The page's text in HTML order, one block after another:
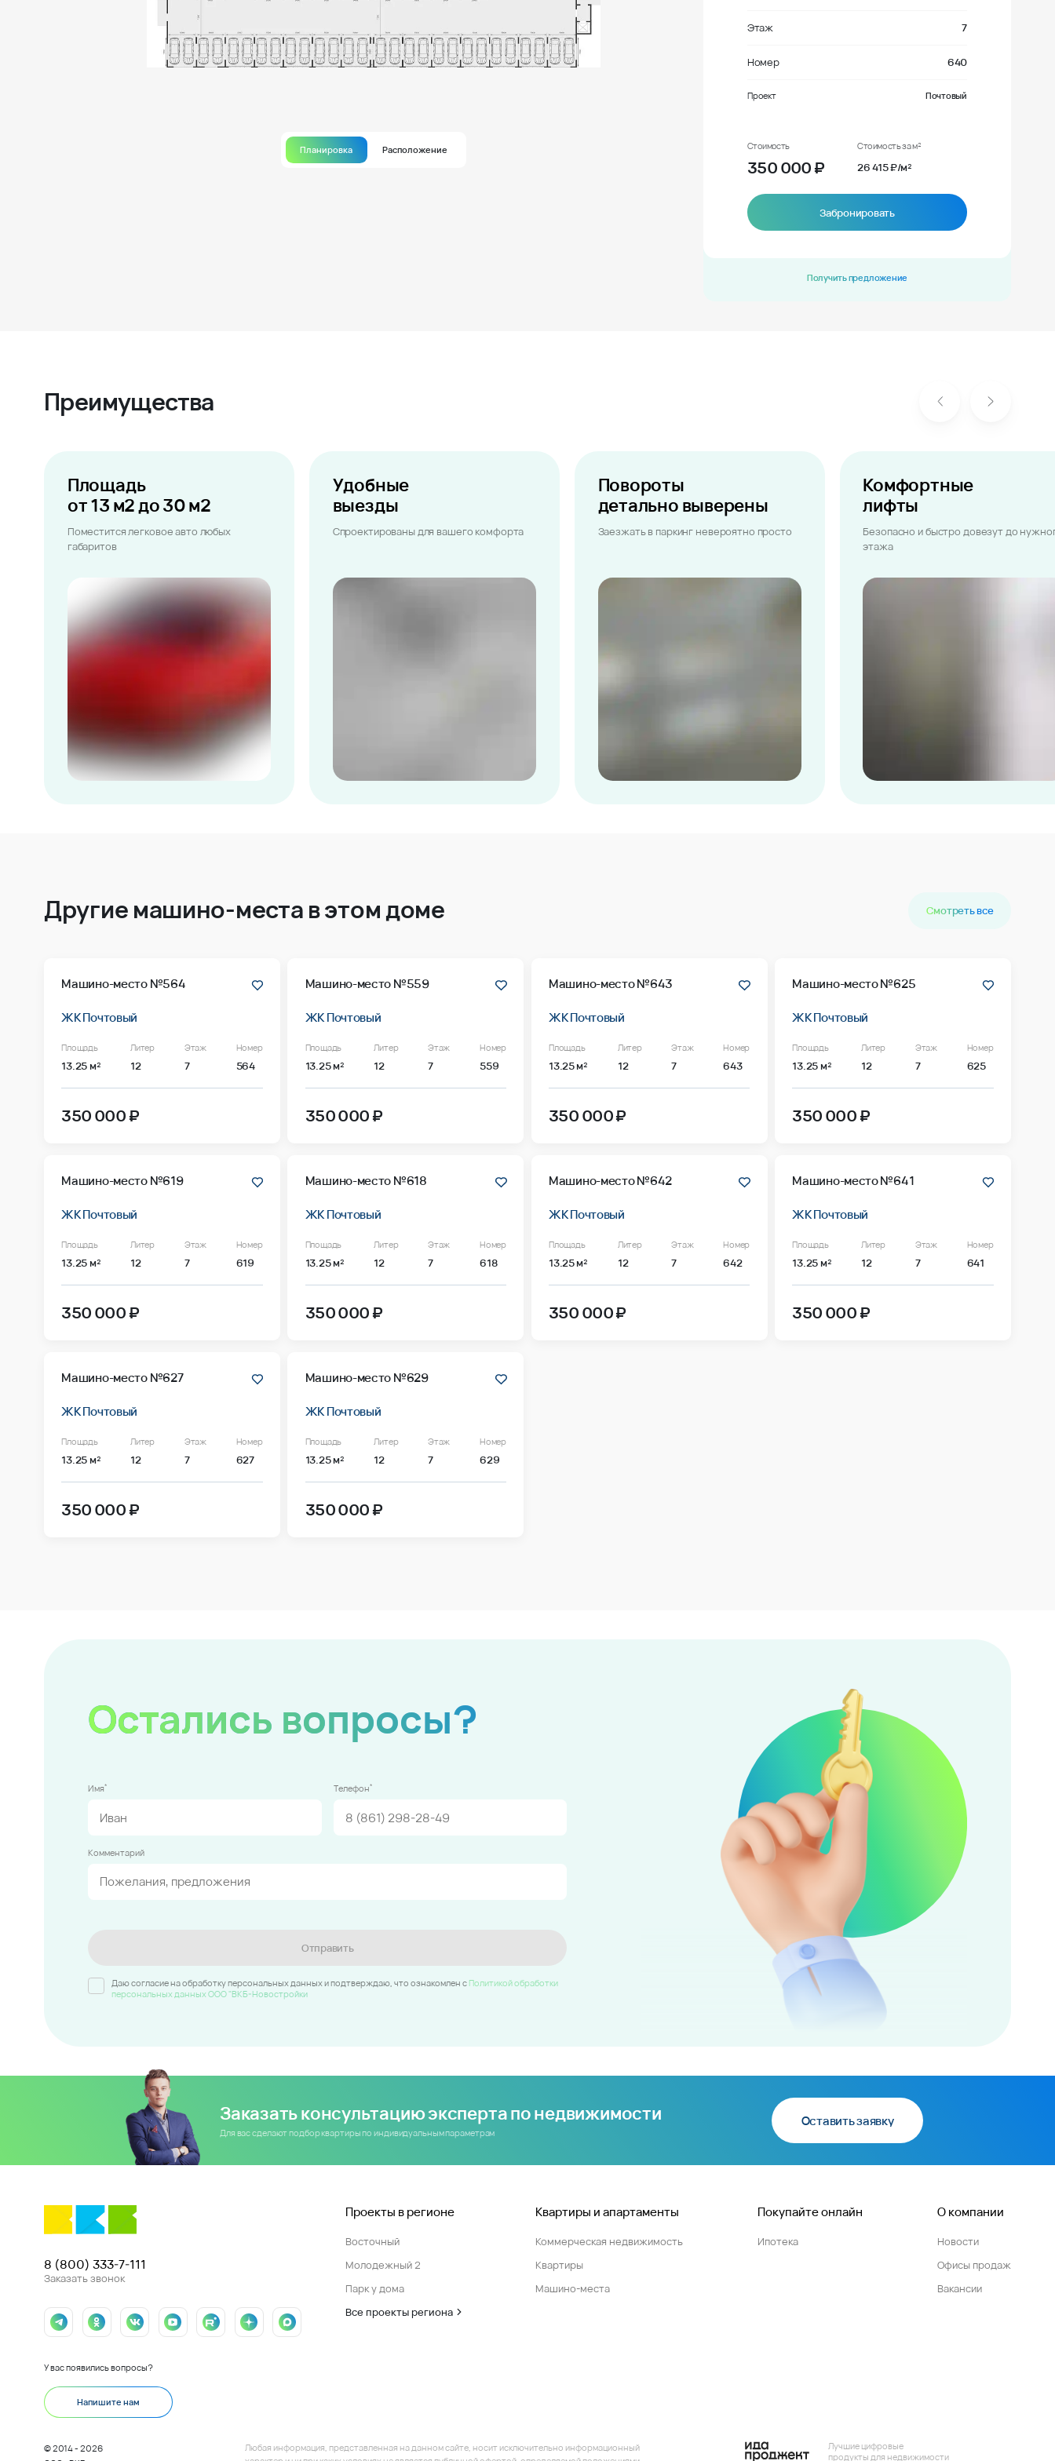
Планировка Расположение
Этаж 7
Номер 640
Проект Почтовый
Стоимость
350 000₽
Стоимость за м²
26 415 ₽/м²
Забронировать
Получить предложение
Преимущества
Площадь
от 13 м2 до 30 м2
Поместится легковое авто любых
габаритов
Удобные
выезды
Спроектированы для вашего комфорта
Повороты
детально выверены
Заезжать в паркинг невероятно просто
Комфортные
лифты
Безопасно и быстро довезут до
этажа
Другие машино-места в этом доме Смотреть все
Машино-место №564
ЖК Почтовый
Площадь
13.25 м²
Литер
12
Этаж
7
Номер
564
350 000 ₽
Машино-место №559
ЖК Почтовый
Площадь
13.25 м²
Литер
12
Этаж
7
Номер
559
350 000 ₽
Машино-место №643
ЖК Почтовый
Площадь
13.25 м²
Литер
12
Этаж
7
Номер
643
350 000 ₽
Машино-место №625
ЖК Почтовый
Площадь
13.25 м²
Литер
12
Этаж
7
Номер
625
350 000 ₽
Машино-место №619
ЖК Почтовый
Площадь
13.25 м²
Литер
12
Этаж
7
Номер
619
350 000 ₽
Машино-место №618
ЖК Почтовый
Площадь
13.25 м²
Литер
12
Этаж
7
Номер
618
350 000 ₽
Машино-место №642
ЖК Почтовый
Площадь
13.25 м²
Литер
12
Этаж
7
Номер
642
350 000 ₽
Машино-место №641
ЖК Почтовый
Площадь
13.25 м²
Литер
12
Этаж
7
Номер
641
350 000 ₽
Машино-место №627
ЖК Почтовый
Площадь
13.25 м²
Литер
12
Этаж
7
Номер
627
350 000 ₽
Машино-место №629
ЖК Почтовый
Площадь
13.25 м²
Литер
12
Этаж
7
Номер
629
350 000 ₽
Остались вопросы?
Имя* Телефон*
Комментарий
Отправить
Даю согласие на обработку персональных данных и подтверждаю, что ознакомлен c Политикой обработки
персональных данных ООО "ВКБ-Новостройки
Заказать консультацию эксперта по недвижимости
Для вас сделают подбор квартиры по индивидуальным параметрам
Оставить заявку
8 (800) 333-7-111
Заказать звонок
У вас появились вопросы?
Напишите нам
Проекты в регионе
Восточный
Молодежный 2
Парк у дома
Все проекты региона
Квартиры и апартаменты
Коммерческая недвижимость
Квартиры
Машино-места
Покупайте онлайн
Ипотека
О компании
Новости
Офисы продаж
Вакансии
© 2014 - 2026
Любая информация, представленная на данном сайте, носит исключительно информационный
Лучшие цифровые
продукты для недвижимости